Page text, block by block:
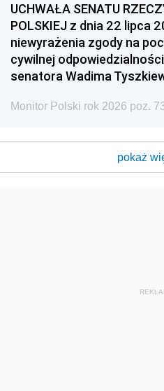
UCHWAŁA SENATU
POLSKIEJ z dnia 22 lipca
niewyrażenia zgody na
cywilnej
senatora Wadima
Monitor Polski rok 2026 poz.
pokaż